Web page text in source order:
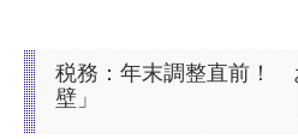
税務：年末調整直前！
壁」